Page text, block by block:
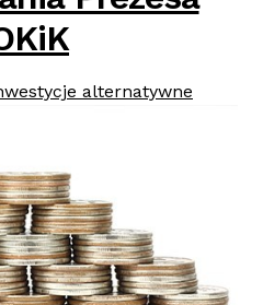
alternatywne